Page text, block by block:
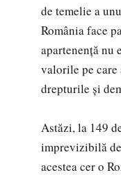
de temelie a
România face
apartenență nu
valorile pe care
drepturile și
Astăzi, la 149
imprevizibilă
acestea cer o